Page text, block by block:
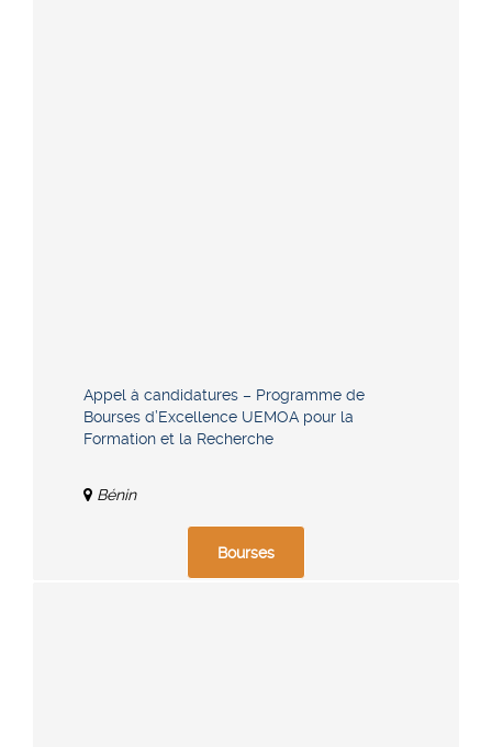
Appel à candidatures – Programme de
Bourses d’Excellence UEMOA pour la
Formation et la Recherche
Bénin
Bourses